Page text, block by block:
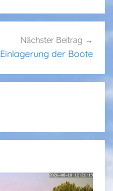
Nächster Beitrag
Einlagerung der Boote